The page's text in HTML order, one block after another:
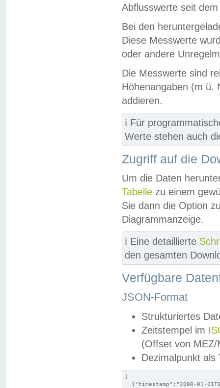
Abflusswerte seit
Bei den
Diese Messwerte
oder andere
Die Messwerte sind
Höhenangaben (m ü.
addieren.
ℹ️ Für
Werte stehen auch
Zugriff auf die
Um die Daten
Tabelle zu einem
Sie dann die Option
Diagrammanzeige.
ℹ️ Eine detaillierte
den gesamten
Verfügbare
JSON-Format
Strukturiertes
Zeitstempel im
(Offset von MEZ/
Dezimalpunkt als
[
{"timestamp":"2000-01-